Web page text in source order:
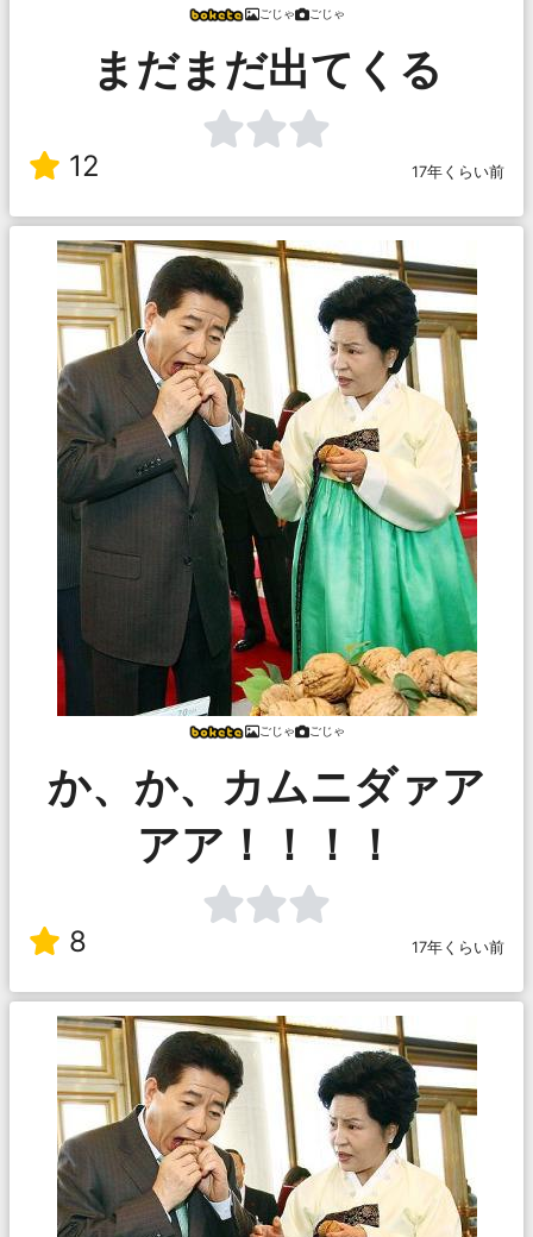
ごじゃ ごじゃ
まだまだ出てくる
12 17年くらい前
ごじゃ ごじゃ
か、か、カムニダァア
アア！！！！
8 17年くらい前